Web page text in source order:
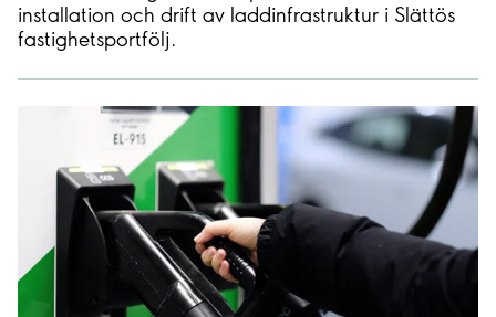
installation och drift av laddinfrastruktur i Slättös
fastighetsportfölj.